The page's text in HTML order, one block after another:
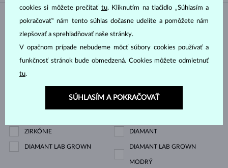
Materiál
BIELE ZLATO ŽLTÉ ZLATO
RUŽOVÉ ZLATO STRIEBRO
CHIRURGICKÁ OCEĽ
ZIRKÓNIE DIAMANT
DIAMANT LAB GROWN DIAMANT LAB GROWN
MODRÝ
cookies si môžete prečítať tu. Kliknutím na tlačidlo „Súhlasím a
pokračovať“ nám tento súhlas dočasne udelíte a pomôžete nám
zlepšovať a sprehľadňovať naše stránky.
V opačnom prípade nebudeme môcť súbory cookies používať a
funkčnosť stránok bude obmedzená. Cookies môžete odmietnuť
tu.
SÚHLASÍM A POKRAČOVAŤ